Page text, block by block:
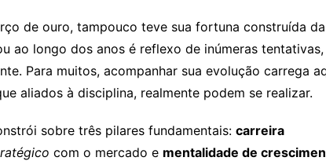
de ouro, tampouco teve sua fortuna construída
ao longo dos anos é reflexo de inúmeras tentativas,
Para muitos, acompanhar sua evolução carrega
aliados à disciplina, realmente podem se realizar.
sobre três pilares fundamentais: carreira
com o mercado e mentalidade de